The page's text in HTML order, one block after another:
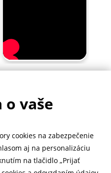
.
1-2 dní
o vaše
cookies na zabezpečenie
aj na personalizáciu
na tlačidlo „Prijať